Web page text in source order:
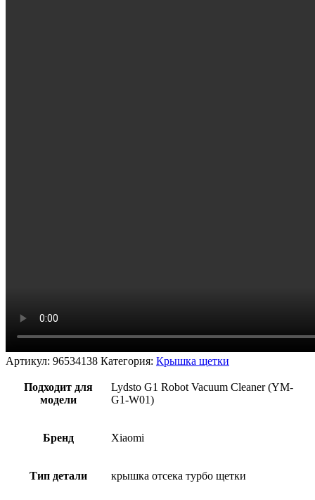
Артикул: 96534138 Категория: Крышка щетки
Подходит для
модели
Lydsto G1 Robot Vacuum Cleaner (YM-
G1-W01)
Бренд Xiaomi
Тип детали крышка отсека турбо щетки